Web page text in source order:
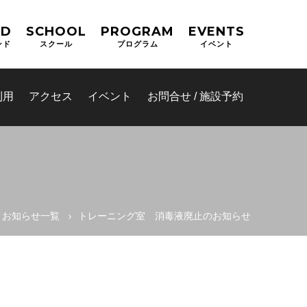
ド
SCHOOL
スクール
PROGRAM
プログラム
EVENTS
イベント
アクセス イベント お問合せ / 施設予約
ム(オーパ
お知らせ一覧 トレーニング室 消毒液廃止のお知らせ